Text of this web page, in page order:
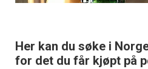
Her kan du søke i
for det du får kjøpt på